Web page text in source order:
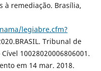
à remediação. Brasília,
legiabre.cfm?
Tribunal de
10028020006806001.
em 14 mar. 2018.